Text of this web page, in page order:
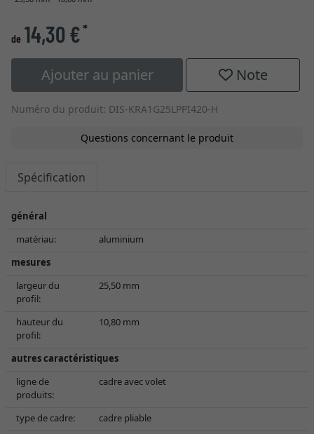
de 14,30 €*
Ajouter au panier Note
Numéro du produit: DIS-KRA1G25LPPI420-H
Questions concernant le produit
Spécification
général
matériau:
aluminium
mesures
largeur du
profil:
25,50 mm
hauteur du
profil:
10,80 mm
autres caractéristiques
ligne de
produits:
cadre avec volet
type de cadre:
cadre pliable